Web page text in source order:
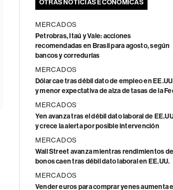
OTRAS NOTICIAS ECONÓMICAS
MERCADOS
Petrobras, Itaú y Vale: acciones
recomendadas en Brasil para agosto, según
bancos y corredurías
MERCADOS
Dólar cae tras débil dato de empleo en
y menor expectativa de alza de tasas de la
MERCADOS
Yen avanza tras el débil dato laboral de
y crece la alerta por posible intervención
MERCADOS
Wall Street avanza mientras rendimientos de
bonos caen tras débil dato laboral en EE.UU.
MERCADOS
Vender euros para comprar yenes aumenta